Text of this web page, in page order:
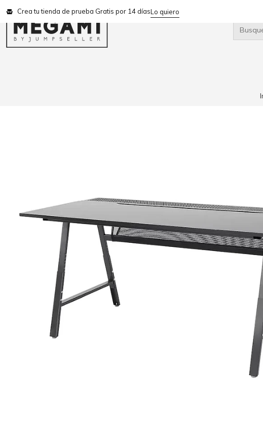
Crea tu tienda de prueba Gratis por 14 díasLo quiero